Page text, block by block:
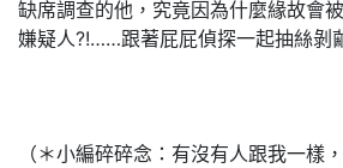
缺席調查的他，究竟因為什麼緣故會
嫌疑人?!……跟著屁屁偵探一起抽絲剝
（＊小編碎碎念：有沒有人跟我一樣